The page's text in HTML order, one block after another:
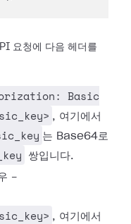
요청에 다음 헤더를
Basic
, 여기에서
는 Base64로
쌍입니다.
-
, 여기에서